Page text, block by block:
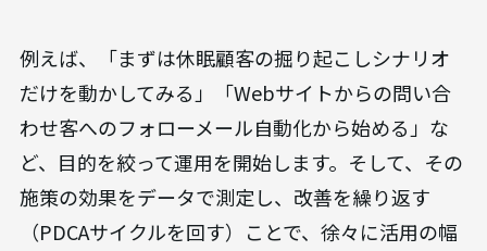
例えば、「まずは休眠顧客の掘り起こしシナリオ
だけを動かしてみる」「Webサイトからの問い合
わせ客へのフォローメール自動化から始める」な
ど、目的を絞って運用を開始します。そして、その
施策の効果をデータで測定し、改善を繰り返す
（PDCAサイクルを回す）ことで、徐々に活用の幅